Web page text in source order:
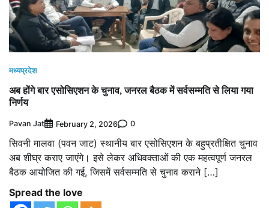
मध्यप्रदेश
अब होंगे बार एसोसिएशन के चुनाव, जनरल बैठक में सर्वसम्मति से लिया गया
निर्णय
Pavan Jat February 2, 2026 0
सिवनी मालवा (पवन जाट) स्थानीय बार एसोसिएशन के बहुप्रतीक्षित चुनाव
अब शीघ्र कराए जाएंगे। इसे लेकर अधिवक्ताओं की एक महत्वपूर्ण जनरल
बैठक आयोजित की गई, जिसमें सर्वसम्मति से चुनाव कराने […]
Spread the love